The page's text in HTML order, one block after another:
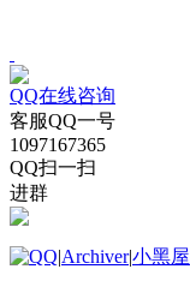
QQ在线咨询
客服QQ一号
1097167365
QQ扫一扫
进群
|Archiver|小黑屋